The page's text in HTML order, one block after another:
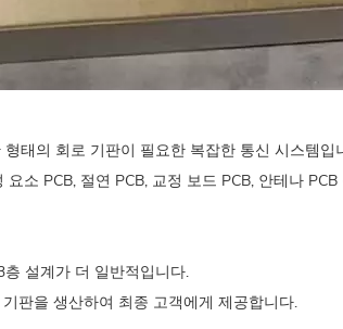
태의 회로 기판이 필요한 복잡한 통신 시스템입
소 PCB, 절연 PCB, 교정 보드 PCB, 안테나
설계가 더 일반적입니다.
판을 생산하여 최종 고객에게 제공합니다.